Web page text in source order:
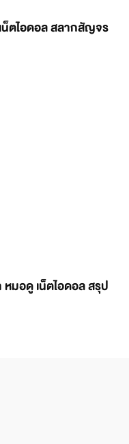
น็ตไอดอล สลากสัญจร
มอดู เน็ตไอดอล สรุป